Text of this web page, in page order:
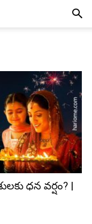
ధన వర్షం? |